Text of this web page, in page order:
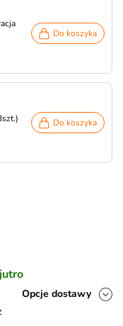
Do koszyka
Do koszyka
jutro
Opcje dostawy